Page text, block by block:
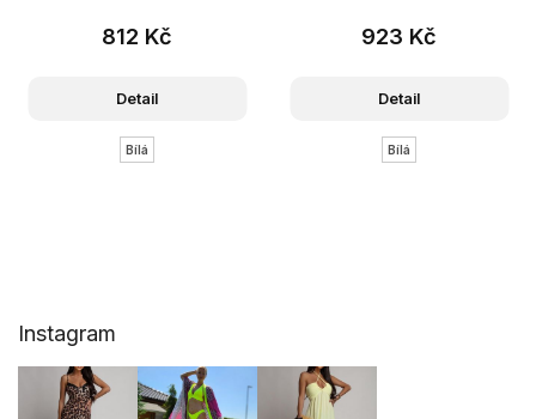
812 Kč
Detail
Bílá
923 Kč
Detail
Bílá
Instagram